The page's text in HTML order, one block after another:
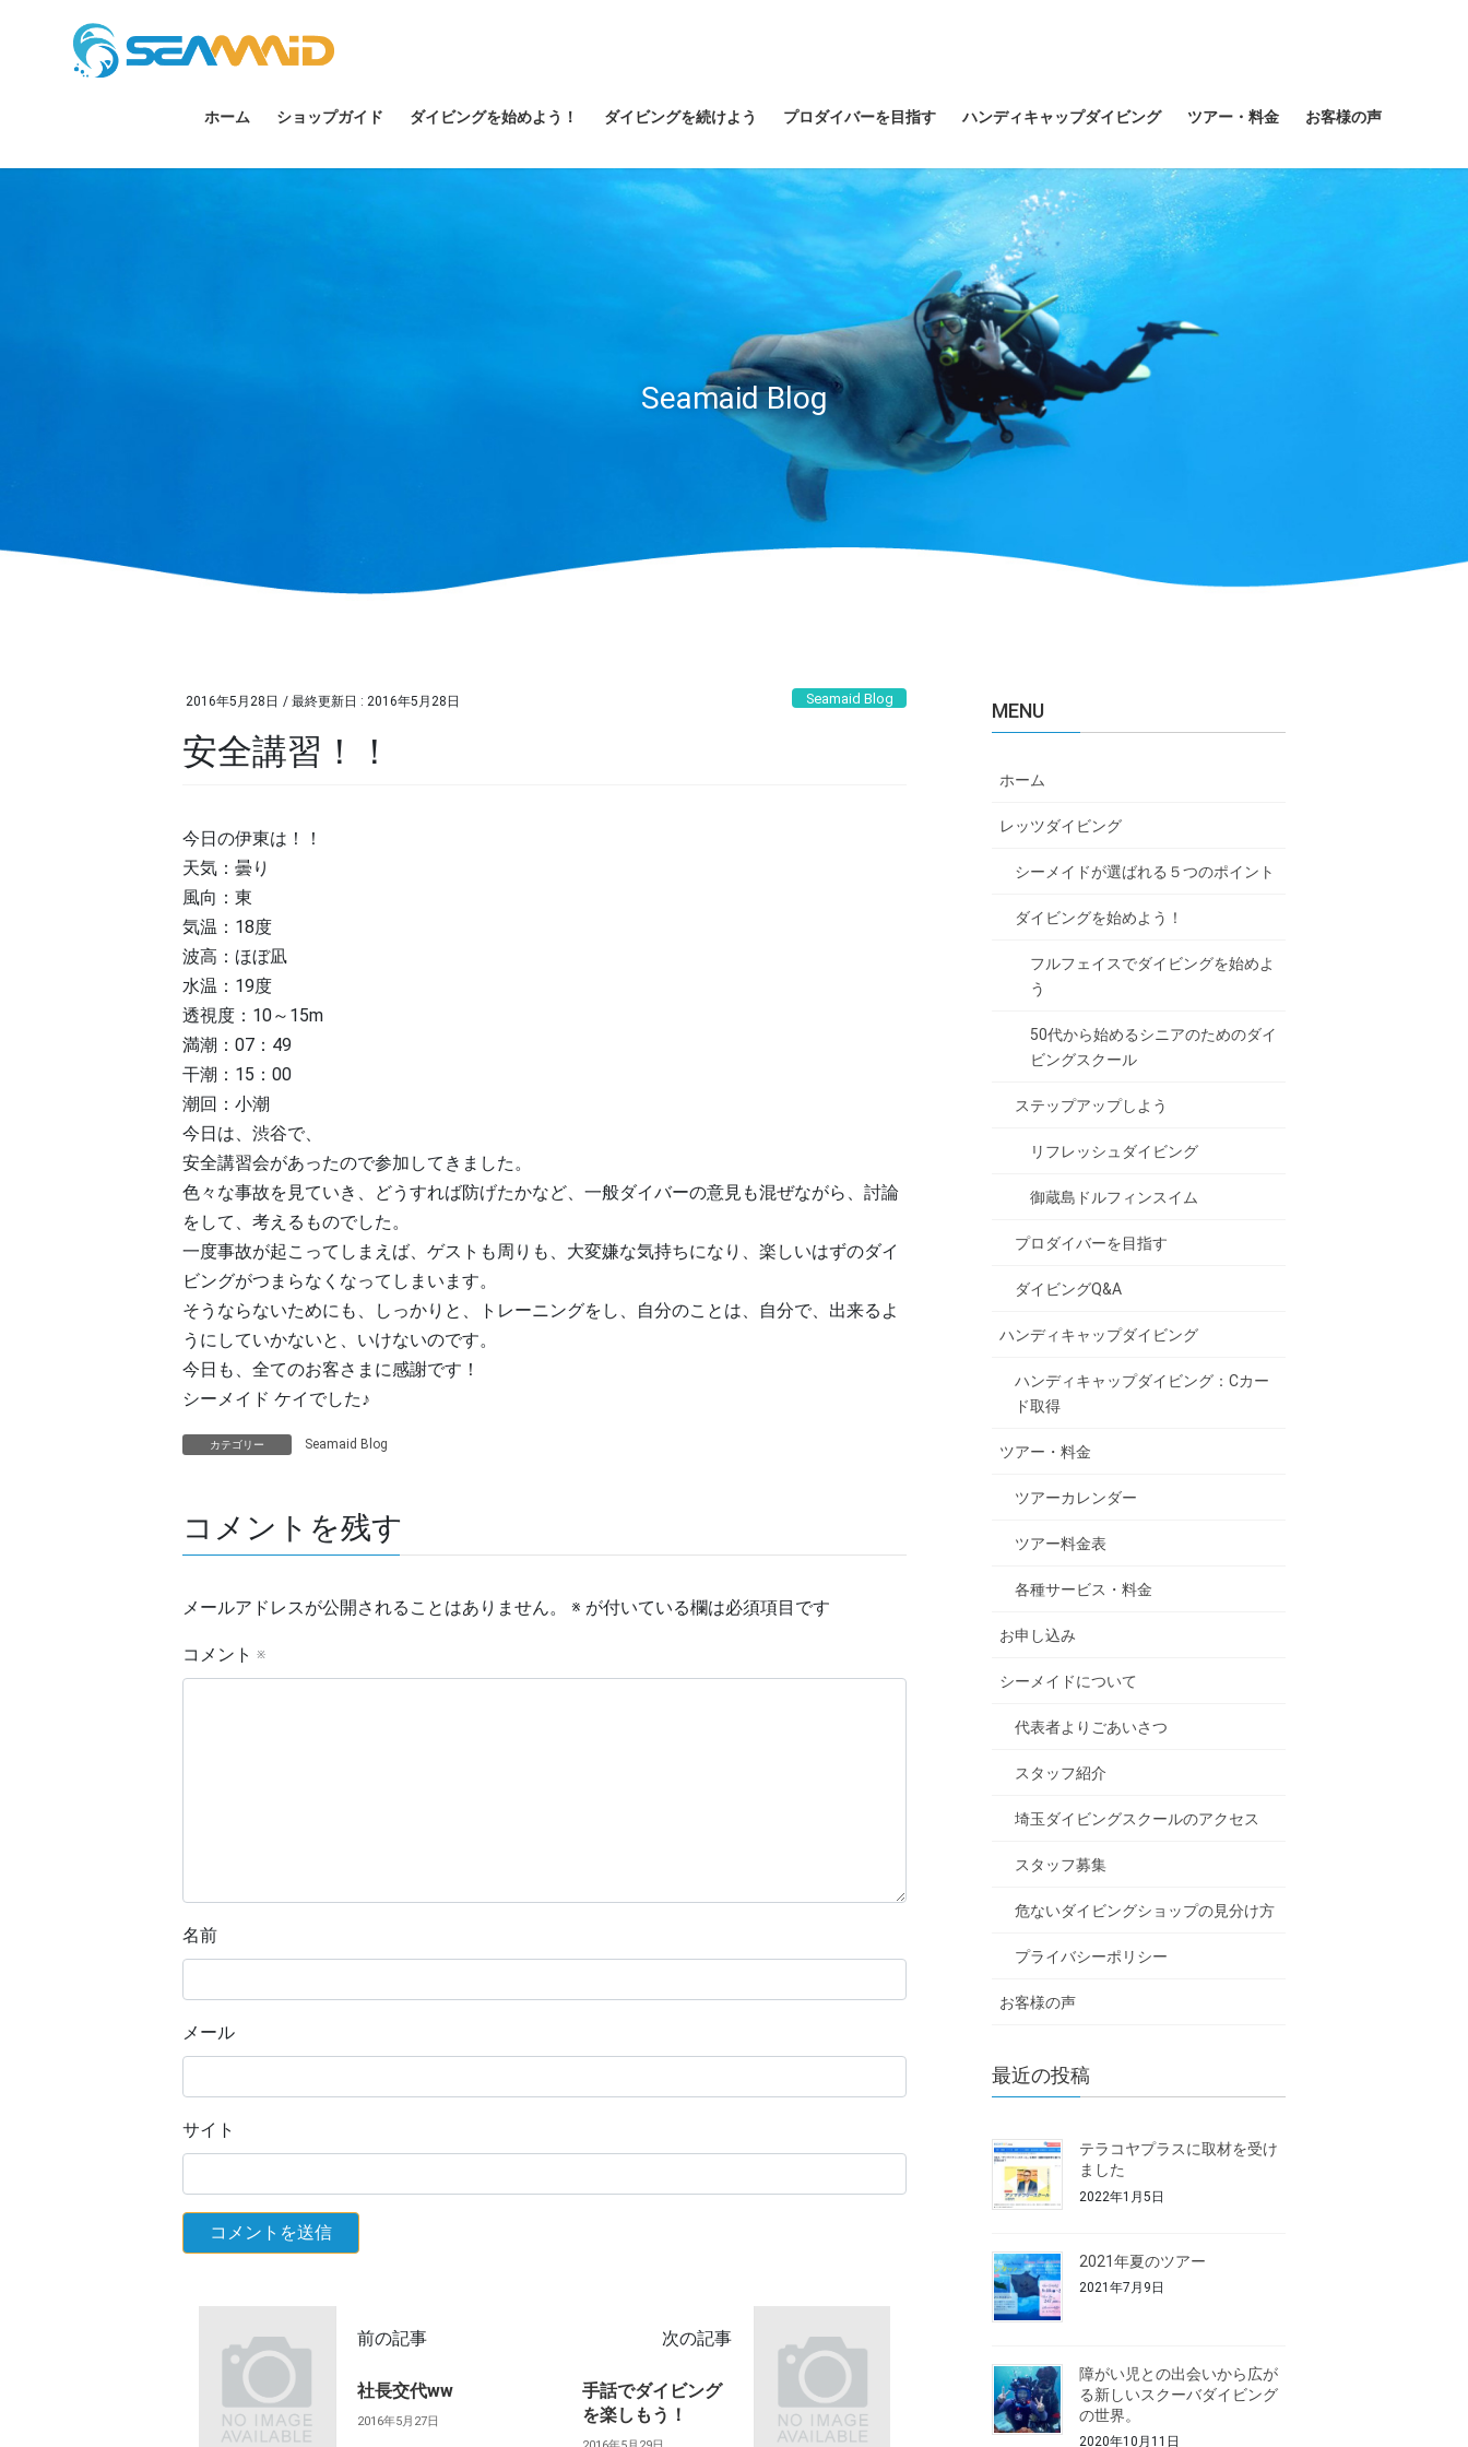
ホーム ショップガイド ダイビングを始めよう！ ダイビングを続けよう プロダイバーを目指す ハンディキャップダイビング ツアー・料金 お客様の声
Seamaid Blog
2016年5月28日 / 最終更新日 : 2016年5月28日 Seamaid Blog
安全講習！！
今日の伊東は！！
天気：曇り
風向：東
気温：18度
波高：ほぼ凪
水温：19度
透視度：10～15m
満潮：07：49
干潮：15：00
潮回：小潮
今日は、渋谷で、
安全講習会があったので参加してきました。
色々な事故を見ていき、どうすれば防げたかなど、一般ダイバーの意見も混ぜながら、討論
をして、考えるものでした。
一度事故が起こってしまえば、ゲストも周りも、大変嫌な気持ちになり、楽しいはずのダイ
ビングがつまらなくなってしまいます。
そうならないためにも、しっかりと、トレーニングをし、自分のことは、自分で、出来るよ
うにしていかないと、いけないのです。
今日も、全てのお客さまに感謝です！
シーメイド ケイでした♪
カテゴリー Seamaid Blog
コメントを残す
メールアドレスが公開されることはありません。 ※ が付いている欄は必須項目です
コメント ※
名前
メール
サイト
前の記事
社長交代ww
2016年5月27日
次の記事
手話でダイビング
を楽しもう！
MENU
ホーム
レッツダイビング
シーメイドが選ばれる５つのポイント
ダイビングを始めよう！
フルフェイスでダイビングを始めよ
う
50代から始めるシニアのためのダイ
ビングスクール
ステップアップしよう
リフレッシュダイビング
御蔵島ドルフィンスイム
プロダイバーを目指す
ダイビングQ&A
ハンディキャップダイビング
ハンディキャップダイビング：Cカー
ド取得
ツアー・料金
ツアーカレンダー
ツアー料金表
各種サービス・料金
お申し込み
シーメイドについて
代表者よりごあいさつ
スタッフ紹介
埼玉ダイビングスクールのアクセス
スタッフ募集
危ないダイビングショップの見分け方
プライバシーポリシー
お客様の声
最近の投稿
テラコヤプラスに取材を受け
ました
2022年1月5日
2021年夏のツアー
2021年7月9日
障がい児との出会いから広が
る新しいスクーバダイビング
の世界。
2020年10月11日